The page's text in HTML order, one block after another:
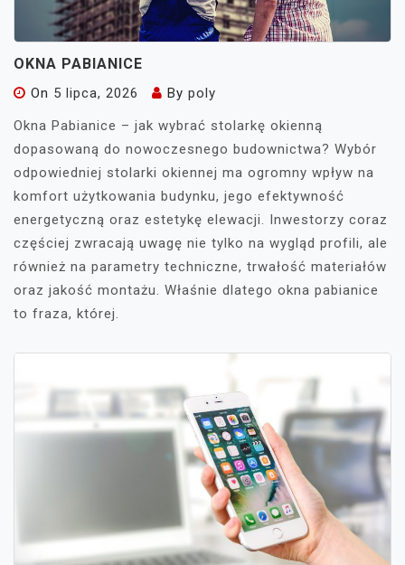
OKNA PABIANICE
On 5 lipca, 2026 By poly
Okna Pabianice – jak wybrać stolarkę okienną
dopasowaną do nowoczesnego budownictwa? Wybór
odpowiedniej stolarki okiennej ma ogromny wpływ na
komfort użytkowania budynku, jego efektywność
energetyczną oraz estetykę elewacji. Inwestorzy coraz
częściej zwracają uwagę nie tylko na wygląd profili, ale
również na parametry techniczne, trwałość materiałów
oraz jakość montażu. Właśnie dlatego okna pabianice
to fraza, której.